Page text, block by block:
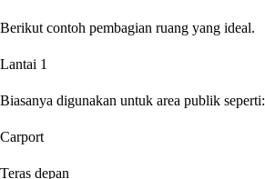
Berikut contoh pembagian ruang yang ideal.
Lantai 1
Biasanya digunakan untuk area publik seperti:
Carport
Teras depan